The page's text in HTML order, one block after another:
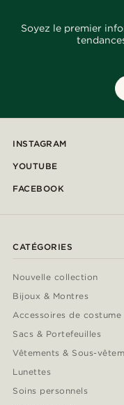
Soyez le premier
INSTAGRAM
YOUTUBE
FACEBOOK
CATÉGORIES
Nouvelle collection
Bijoux & Montres
Accessoires de costume
Sacs & Portefeuilles
Vêtements & Sous-
Lunettes
Soins personnels